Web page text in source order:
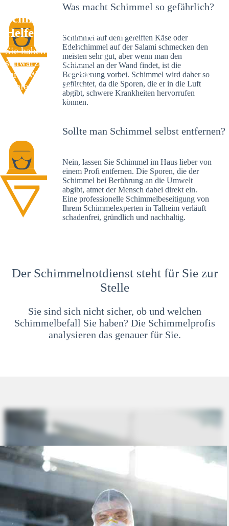
Schimmelexperte in Talheim – Ihr
Helfer an Ort und Stelle
Sie haben kürzlich
schwarze Flecken an
Ihrer Wand entdeckt?
Schlechte Nachrichten:
Sie haben einen
Was macht Schimmel so gefährlich?
Schimmel auf dem gereiften Käse oder
Edelschimmel auf der Salami schmecken den
meisten sehr gut, aber wenn man den
Schimmel an der Wand findet, ist die
Begeisterung vorbei. Schimmel wird daher so
gefürchtet, da die Sporen, die er in die Luft
abgibt, schwere Krankheiten hervorrufen
können.
Sollte man Schimmel selbst entfernen?
Nein, lassen Sie Schimmel im Haus lieber von
einem Profi entfernen. Die Sporen, die der
Schimmel bei Berührung an die Umwelt
abgibt, atmet der Mensch dabei direkt ein.
Eine professionelle Schimmelbeseitigung von
Ihrem Schimmelexperten in Talheim verläuft
schadenfrei, gründlich und nachhaltig.
Der Schimmelnotdienst steht für Sie zur
Stelle
Sie sind sich nicht sicher, ob und welchen
Schimmelbefall Sie haben? Die Schimmelprofis
analysieren das genauer für Sie.